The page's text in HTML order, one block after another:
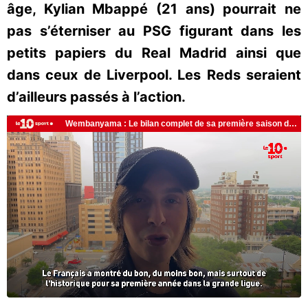
âge, Kylian Mbappé (21 ans) pourrait ne
pas s’éterniser au PSG figurant dans les
petits papiers du Real Madrid ainsi que
dans ceux de Liverpool. Les Reds seraient
d’ailleurs passés à l’action.